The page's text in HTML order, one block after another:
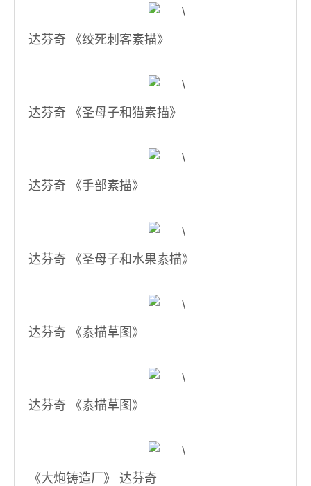
达芬奇 《绞死刺客素描》
达芬奇 《圣母子和猫素描》
达芬奇 《手部素描》
达芬奇 《圣母子和水果素描》
达芬奇 《素描草图》
达芬奇 《素描草图》
《大炮铸造厂》 达芬奇